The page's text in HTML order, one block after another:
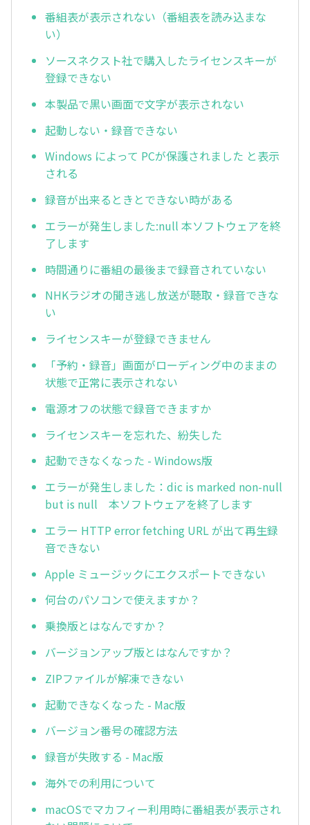
番組表が表示されない（番組表を読み込まな
い）
ソースネクスト社で購入したライセンスキーが
登録できない
本製品で黒い画面で文字が表示されない
起動しない・録音できない
Windows によって PCが保護されました と表示
される
録音が出来るときとできない時がある
エラーが発生しました:null 本ソフトウェアを終
了します
時間通りに番組の最後まで録音されていない
NHKラジオの聞き逃し放送が聴取・録音できな
い
ライセンスキーが登録できません
「予約・録音」画面がローディング中のままの
状態で正常に表示されない
電源オフの状態で録音できますか
ライセンスキーを忘れた、紛失した
起動できなくなった - Windows版
エラーが発生しました：dic is marked non-null
but is null 本ソフトウェアを終了します
エラー HTTP error fetching URL が出て再生録
音できない
Apple ミュージックにエクスポートできない
何台のパソコンで使えますか？
乗換版とはなんですか？
バージョンアップ版とはなんですか？
ZIPファイルが解凍できない
起動できなくなった - Mac版
バージョン番号の確認方法
録音が失敗する - Mac版
海外での利用について
macOSでマカフィー利用時に番組表が表示され